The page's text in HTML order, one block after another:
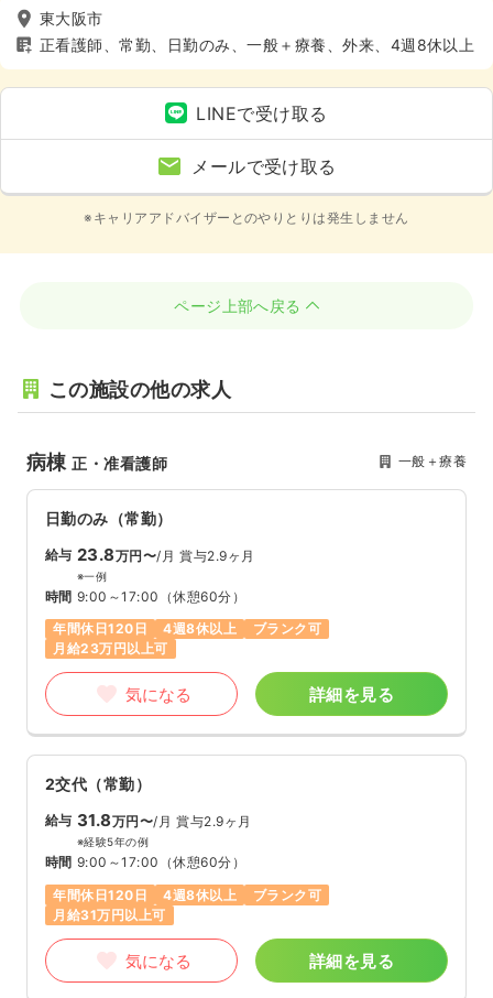
東大阪市
正看護師、常勤、日勤のみ、一般＋療養、外来、4週8休以上
LINEで受け取る
メールで受け取る
※キャリアアドバイザーとのやりとりは発生しません
ページ上部へ戻る
この施設の他の求人
病棟正・准看護師 一般＋療養
日勤のみ（常勤）
給与 23.8万円〜/月 賞与2.9ヶ月
※一例
時間 9:00～17:00 （休憩60分）
年間休日120日
4週8休以上
ブランク可
月給23万円以上可
気になる 詳細を見る
2交代（常勤）
給与 31.8万円〜/月 賞与2.9ヶ月
※経験5年の例
時間 9:00～17:00 （休憩60分）
年間休日120日
4週8休以上
ブランク可
月給31万円以上可
気になる 詳細を見る